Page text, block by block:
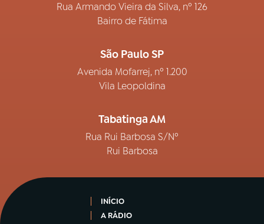
Rua Armando Vieira da Silva, nº 126
Bairro de Fátima
São Paulo SP
Avenida Mofarrej, nº 1.200
Vila Leopoldina
Tabatinga AM
Rua Rui Barbosa S/Nº
Rui Barbosa
INÍCIO
A RÁDIO